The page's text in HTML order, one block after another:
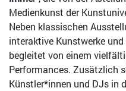
Medienkunst der
Neben klassischen
interaktive Kunstwerke
begleitet von einem
Performances. Zusätzlich
Künstler*innen und DJs in